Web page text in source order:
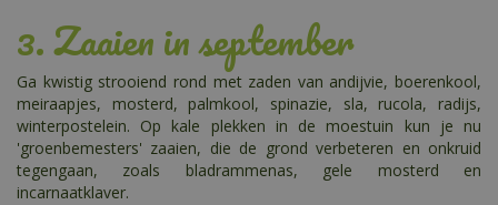
3. Zaaien in september
Ga kwistig strooiend rond met zaden van andijvie, boerenkool,
meiraapjes, mosterd, palmkool, spinazie, sla, rucola, radijs,
winterpostelein. Op kale plekken in de moestuin kun je nu
'groenbemesters' zaaien, die de grond verbeteren en onkruid
tegengaan, zoals bladrammenas, gele mosterd en
incarnaatklaver.